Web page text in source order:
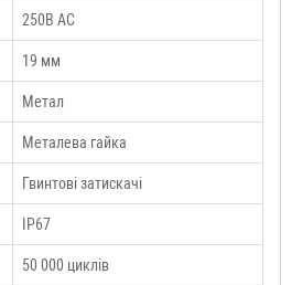
250В AC
19 мм
Метал
Металева гайка
Гвинтові затискачі
IP67
50 000 циклів